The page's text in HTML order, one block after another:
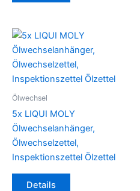
Varianten
auf.
Die
Optionen
auf
der
Produktseite
gewählt
Ölwechsel
5x LIQUI MOLY
Ölwechselanhänger,
Ölwechselzettel,
Inspektionszettel Ölzettel
Details